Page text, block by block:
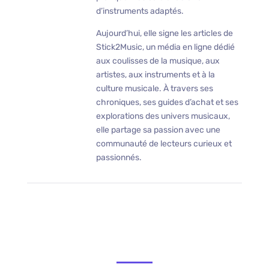
d’instruments adaptés.
Aujourd’hui, elle signe les articles de
Stick2Music, un média en ligne dédié
aux coulisses de la musique, aux
artistes, aux instruments et à la
culture musicale. À travers ses
chroniques, ses guides d’achat et ses
explorations des univers musicaux,
elle partage sa passion avec une
communauté de lecteurs curieux et
passionnés.